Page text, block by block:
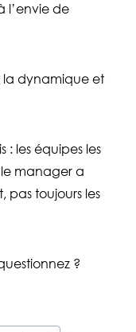
l’envie de
la dynamique et
: les équipes les
manager a
pas toujours les
?